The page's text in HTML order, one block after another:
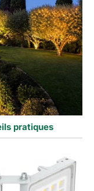
pratiques